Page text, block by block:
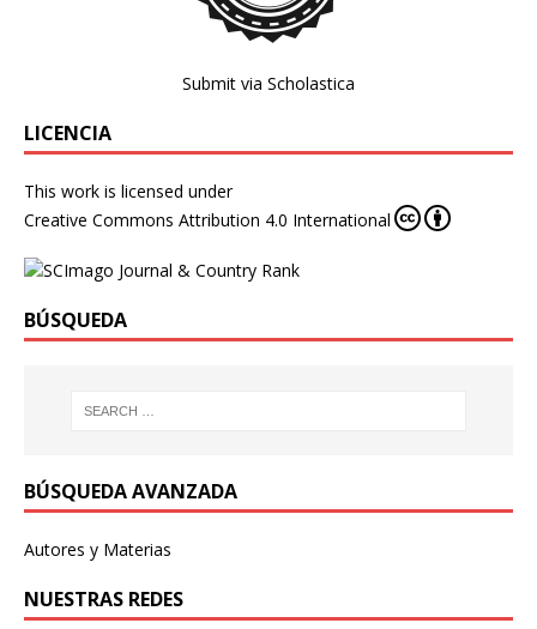
Submit via Scholastica
LICENCIA
This work is licensed under
Creative Commons Attribution 4.0 International
BÚSQUEDA
BÚSQUEDA AVANZADA
Autores y Materias
NUESTRAS REDES